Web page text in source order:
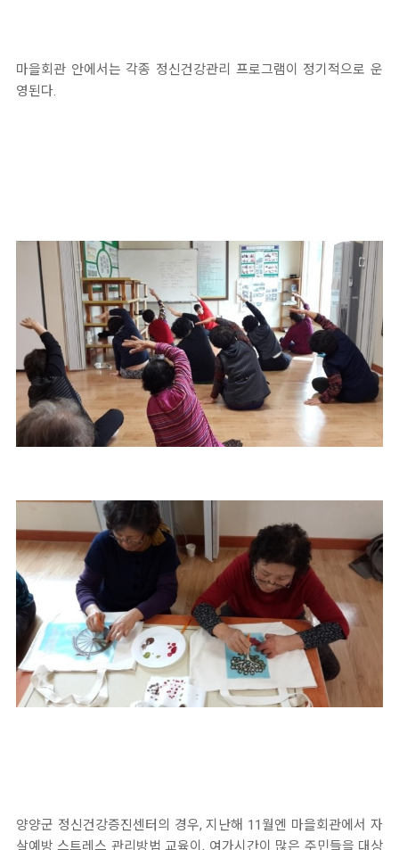
마을회관 안에서는 각종 정신건강관리 프로그램이 정기적으로 운
영된다.
양양군 정신건강증진센터의 경우, 지난해 11월엔 마을회관에서 자
살예방 스트레스 관리방법 교육이, 여가시간이 많은 주민들을 대상